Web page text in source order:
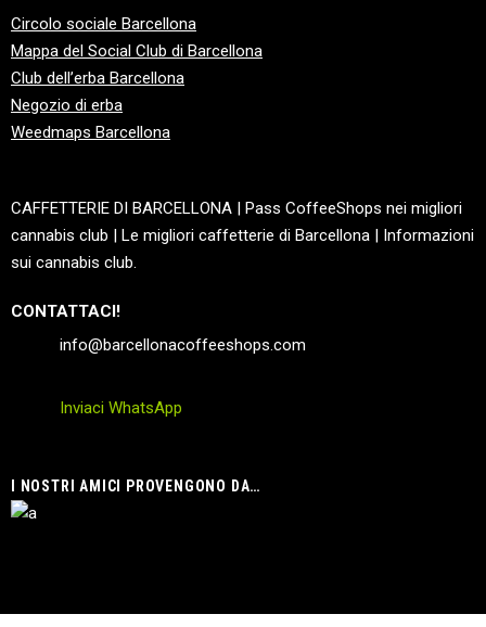
Circolo sociale Barcellona
Mappa del Social Club di Barcellona
Club dell’erba Barcellona
Negozio di erba
Weedmaps Barcellona
CAFFETTERIE DI BARCELLONA | Pass CoffeeShops nei migliori
cannabis club | Le migliori caffetterie di Barcellona | Informazioni
sui cannabis club.
CONTATTACI!
info@barcellonacoffeeshops.com
Inviaci WhatsApp
I NOSTRI AMICI PROVENGONO DA…